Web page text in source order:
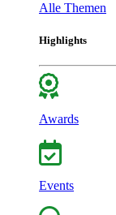
Alle Themen
Highlights
Awards
Events